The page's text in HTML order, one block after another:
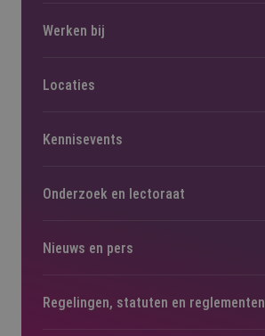
Werken bij
Locaties
Kennisevents
Onderzoek en lectoraat
Nieuws en pers
Regelingen, statuten en reglementen